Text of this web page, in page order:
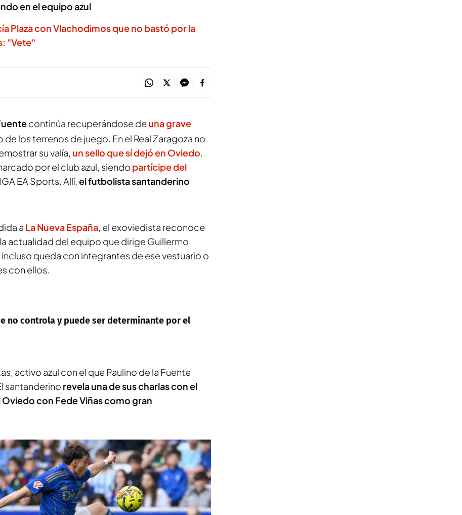
en el equipo azul
Plaza con Vlachodimos que no bastó por la
"Vete"
continúa recuperándose de una grave
de los terrenos de juego. En el Real Zaragoza no
su valía, un sello que sí dejó en Oviedo.
por el club azul, siendo partícipe del
EA Sports. Allí, el futbolista santanderino
a La Nueva España, el exoviedista reconoce
actualidad del equipo que dirige Guillermo
incluso queda con integrantes de ese vestuario o
con ellos.
no controla y puede ser determinante por el
activo azul con el que Paulino de la Fuente
santanderino revela una de sus charlas con el
con Fede Viñas como gran